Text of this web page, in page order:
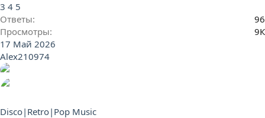
3 4 5
Ответы
96
Просмотры
9К
17 Май 2026
Alex210974
Disco|Retro|Pop Music